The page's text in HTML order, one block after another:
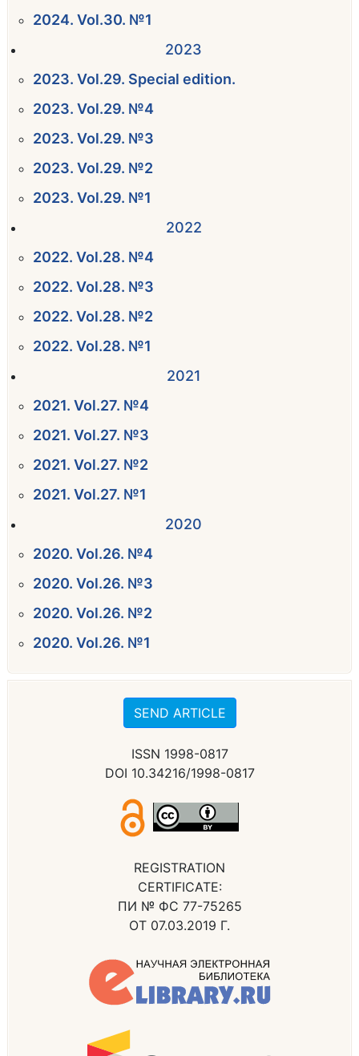
SEND ARTICLE
ISSN 1998-0817
DOI 10.34216/1998-0817
REGISTRATION
CERTIFICATE:
ПИ № ФС 77-75265
ОТ 07.03.2019 Г.
2024. Vol.30. №1
2023
2023. Vol.29. Special edition.
2023. Vol.29. №4
2023. Vol.29. №3
2023. Vol.29. №2
2023. Vol.29. №1
2022
2022. Vol.28. №4
2022. Vol.28. №3
2022. Vol.28. №2
2022. Vol.28. №1
2021
2021. Vol.27. №4
2021. Vol.27. №3
2021. Vol.27. №2
2021. Vol.27. №1
2020
2020. Vol.26. №4
2020. Vol.26. №3
2020. Vol.26. №2
2020. Vol.26. №1